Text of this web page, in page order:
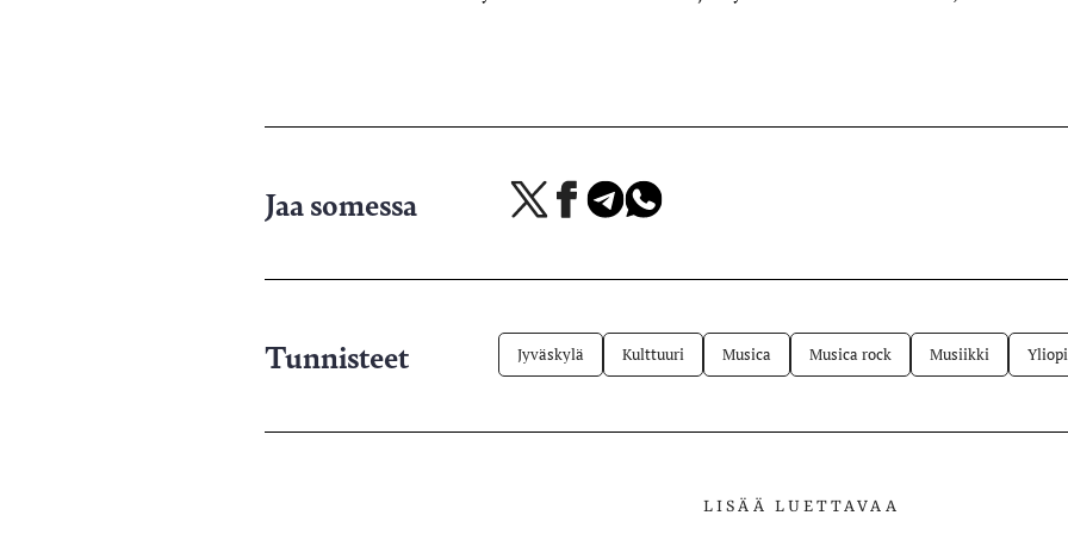
Jaa somessa
Jaa
palvelussa
Jaa Jaa Jaa
Tunnisteet Jyväskylä Kulttuuri Musica Musica rock Musiikki
LISÄÄ LUETTAVAA